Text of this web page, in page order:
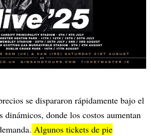
se dispararon rápidamente bajo el
dinámicos, donde los costos aumentan
Algunos tickets de pie